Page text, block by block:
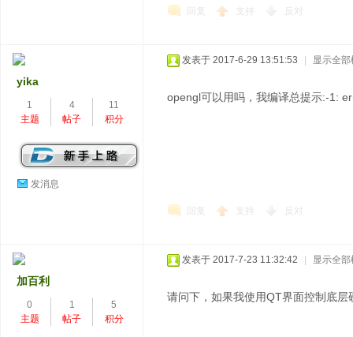
回复 支持 反对
yika
1
主题
4
帖子
11
积分
发消息
发表于 2017-6-29 13:51:53 显示全部
opengl可以用吗，我编译总提示:-1:
回复 支持 反对
加百利
0
主题
1
帖子
5
积分
发表于 2017-7-23 11:32:42 显示全部
请问下，如果我使用QT界面控制底